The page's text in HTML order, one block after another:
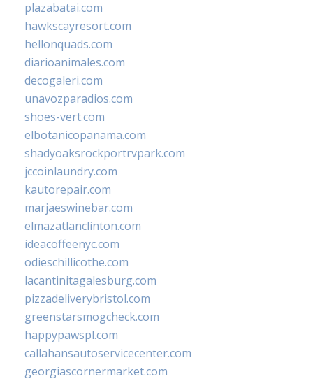
plazabatai.com
hawkscayresort.com
hellonquads.com
diarioanimales.com
decogaleri.com
unavozparadios.com
shoes-vert.com
elbotanicopanama.com
shadyoaksrockportrvpark.com
jccoinlaundry.com
kautorepair.com
marjaeswinebar.com
elmazatlanclinton.com
ideacoffeenyc.com
odieschillicothe.com
lacantinitagalesburg.com
pizzadeliverybristol.com
greenstarsmogcheck.com
happypawspl.com
callahansautoservicecenter.com
georgiascornermarket.com